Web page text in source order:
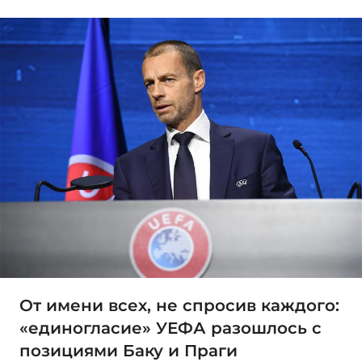
От имени всех, не спросив каждого:
«единогласие» УЕФА разошлось с
позициями Баку и Праги